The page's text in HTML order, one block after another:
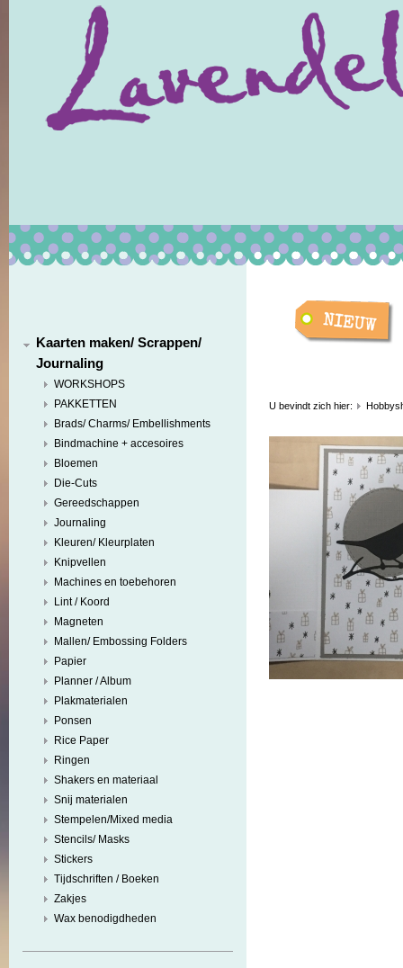
Kaarten maken/ Scrappen/
Journaling
WORKSHOPS
PAKKETTEN
Brads/ Charms/ Embellishments
Bindmachine + accesoires
Bloemen
Die-Cuts
Gereedschappen
Journaling
Kleuren/ Kleurplaten
Knipvellen
Machines en toebehoren
Lint / Koord
Magneten
Mallen/ Embossing Folders
Papier
Planner / Album
Plakmaterialen
Ponsen
Rice Paper
Ringen
Shakers en materiaal
Snij materialen
Stempelen/Mixed media
Stencils/ Masks
Stickers
Tijdschriften / Boeken
Zakjes
Wax benodigdheden
U bevindt zich hier: